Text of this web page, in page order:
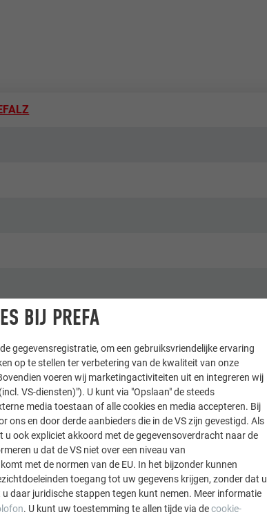
BIJ PREFA
gegevensregistratie, om een gebruiksvriendelijke ervaring
op te stellen ter verbetering van de kwaliteit van onze
voeren wij marketingactiviteiten uit en integreren wij
VS-diensten)"). U kunt via "Opslaan" de steeds
media toestaan of alle cookies en media accepteren. Bij
ons en door derde aanbieders die in de VS zijn gevestigd. Als
ook expliciet akkoord met de gegevensoverdracht naar de
u dat de VS niet over een niveau van
met de normen van de EU. In het bijzonder kunnen
toegang tot uw gegevens krijgen, zonder dat u
daar juridische stappen tegen kunt nemen. Meer informatie
. U kunt uw toestemming te allen tijde via decookie-